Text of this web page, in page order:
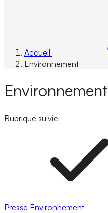
Accueil
Environnement
Environnement
Rubrique suivie
Presse Environnement